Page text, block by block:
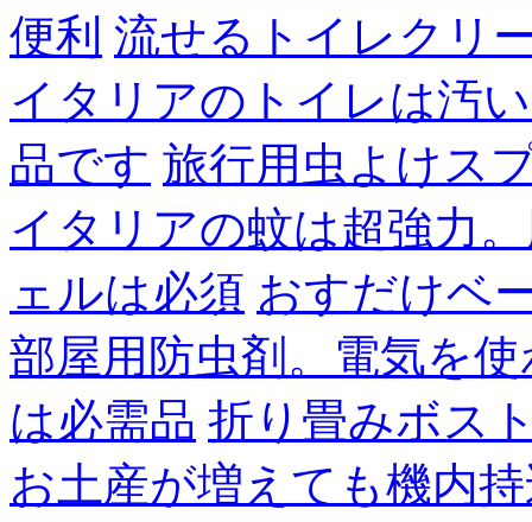
便利 流せるトイレクリ
イタリアのトイレは汚
品です 旅行用虫よけス
イタリアの蚊は超強力
ェルは必須 おすだけベ
部屋用防虫剤。電気を
は必需品 折り畳みボス
お土産が増えても機内